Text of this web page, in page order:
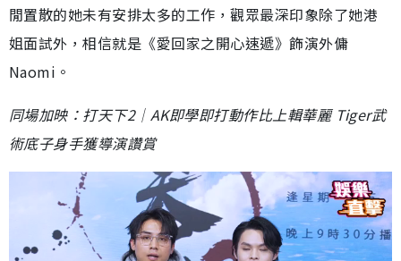
閒置散的她未有安排太多的工作，觀眾最深印象除了她港
姐面試外，相信就是《愛回家之開心速遞》飾演外傭
Naomi。
同場加映：打天下2│AK即學即打動作比上輯華麗 Tiger武
術底子身手獲導演讚賞